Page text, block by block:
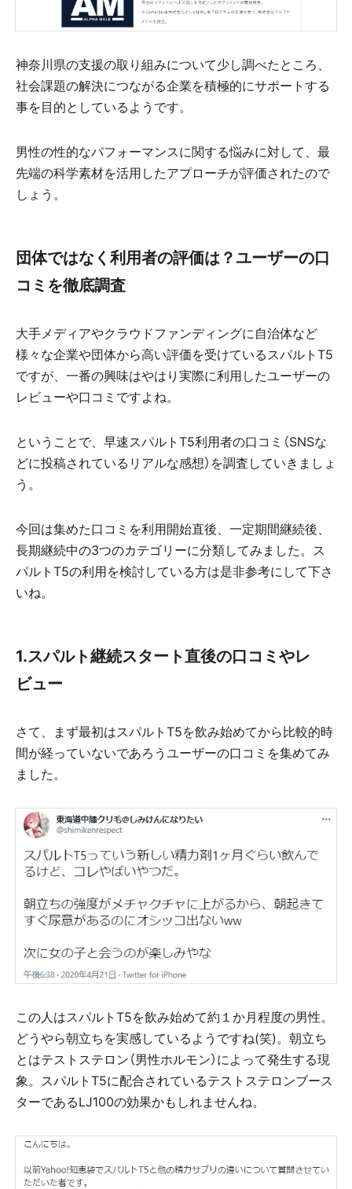
神奈川県の支援の取り組みについて少し調べたところ、
社会課題の解決につながる企業を積極的にサポートする
事を目的としているようです。
男性の性的なパフォーマンスに関する悩みに対して、最
先端の科学素材を活用したアプローチが評価されたので
しょう。
団体ではなく利用者の評価は？ユーザーの口
コミを徹底調査
大手メディアやクラウドファンディングに自治体など
様々な企業や団体から高い評価を受けているスパルトT5
ですが、一番の興味はやはり実際に利用したユーザーの
レビューや口コミですよね。
ということで、早速スパルトT5利用者の口コミ（SNSな
どに投稿されているリアルな感想）を調査していきましょ
う。
今回は集めた口コミを利用開始直後、一定期間継続後、
長期継続中の3つのカテゴリーに分類してみました。ス
パルトT5の利用を検討している方は是非参考にして下さ
いね。
1.スパルト継続スタート直後の口コミやレ
ビュー
さて、まず最初はスパルトT5を飲み始めてから比較的時
間が経っていないであろうユーザーの口コミを集めてみ
ました。
この人はスパルトT5を飲み始めて約１か月程度の男性。
どうやら朝立ちを実感しているようですね(笑)。朝立ち
とはテストステロン（男性ホルモン）によって発生する現
象。スパルトT5に配合されているテストステロンブース
ターであるLJ100の効果かもしれませんね。